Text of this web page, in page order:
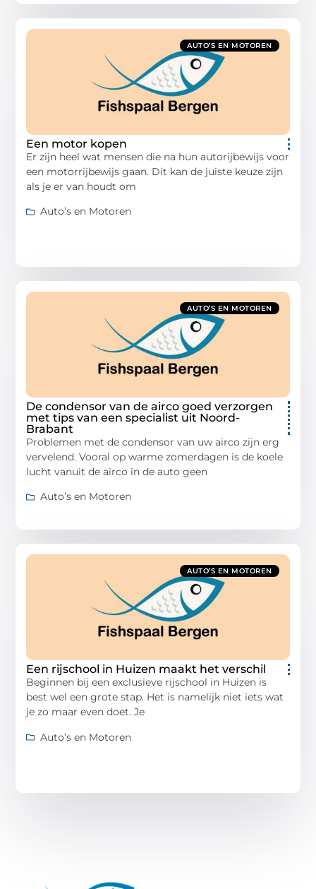
AUTO’S EN MOTOREN
Een motor kopen
Er zijn heel wat mensen die na hun autorijbewijs voor
een motorrijbewijs gaan. Dit kan de juiste keuze zijn
als je er van houdt om
Auto’s en Motoren
AUTO’S EN MOTOREN
De condensor van de airco goed verzorgen
met tips van een specialist uit Noord-
Brabant
Problemen met de condensor van uw airco zijn erg
vervelend. Vooral op warme zomerdagen is de koele
lucht vanuit de airco in de auto geen
Auto’s en Motoren
AUTO’S EN MOTOREN
Een rijschool in Huizen maakt het verschil
Beginnen bij een exclusieve rijschool in Huizen is
best wel een grote stap. Het is namelijk niet iets wat
je zo maar even doet. Je
Auto’s en Motoren